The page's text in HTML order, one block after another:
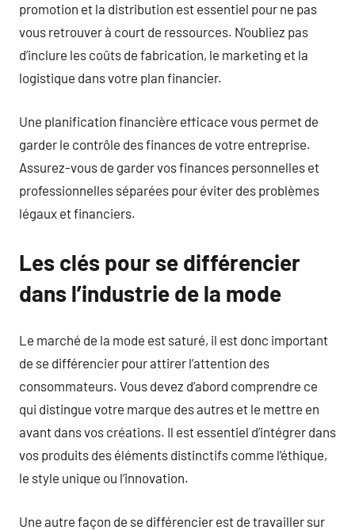
promotion et la distribution est essentiel pour ne pas
vous retrouver à court de ressources. N’oubliez pas
d’inclure les coûts de fabrication, le marketing et la
logistique dans votre plan financier.
Une planification financière efficace vous permet de
garder le contrôle des finances de votre entreprise.
Assurez-vous de garder vos finances personnelles et
professionnelles séparées pour éviter des problèmes
légaux et financiers.
Les clés pour se différencier
dans l’industrie de la mode
Le marché de la mode est saturé, il est donc important
de se différencier pour attirer l’attention des
consommateurs. Vous devez d’abord comprendre ce
qui distingue votre marque des autres et le mettre en
avant dans vos créations. Il est essentiel d’intégrer dans
vos produits des éléments distinctifs comme l’éthique,
le style unique ou l’innovation.
Une autre façon de se différencier est de travailler sur